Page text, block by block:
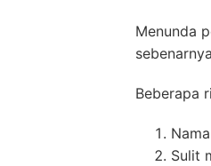
Menunda
Beberapa
Sulit